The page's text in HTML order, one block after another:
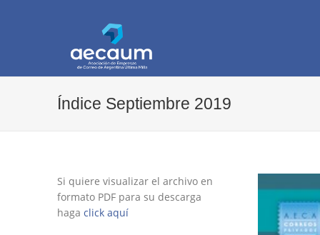
Índice Septiembre 2019
Si quiere visualizar el archivo en
formato PDF para su descarga
haga click aquí